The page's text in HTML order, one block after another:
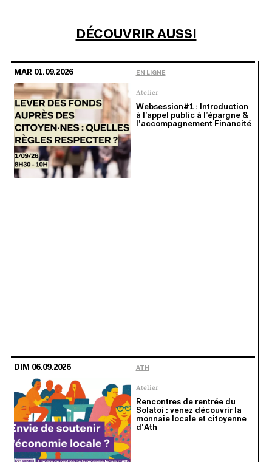
DÉCOUVRIR AUSSI
MAR 01.09.2026 EN LIGNE
Atelier
Websession#1 : Introduction
à l’appel public à l’épargne &
l'accompagnement Financité
DIM 06.09.2026 ATH
Atelier
Rencontres de rentrée du
Solatoi : venez découvrir la
monnaie locale et citoyenne
d'Ath